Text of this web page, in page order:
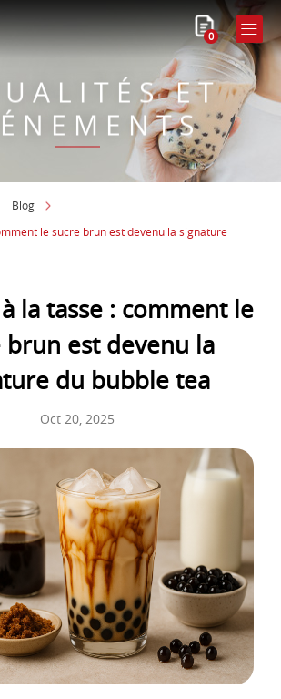
0
ET
Blog
le sucre brun est devenu la signature
la tasse : comment le
brun est devenu la
du bubble tea
Oct 20, 2025